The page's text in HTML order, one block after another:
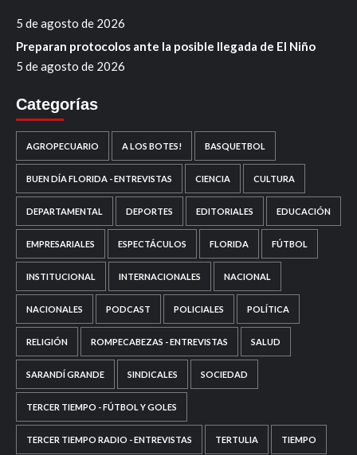
5 de agosto de 2026
Preparan protocolos ante la posible llegada de El Niño
5 de agosto de 2026
Categorías
AGROPECUARIO A LOS BOTES! BASQUETBOL
BUEN DÍA FLORIDA - ENTREVISTAS CIENCIA CULTURA
DEPARTAMENTAL DEPORTES EDITORIALES EDUCACIÓN
EMPRESARIALES ESPECTÁCULOS FLORIDA FÚTBOL
INSTITUCIONAL INTERNACIONALES NACIONAL
NACIONALES PODCAST POLICIALES POLÍTICA
RELIGIÓN ROMPECABEZAS - ENTREVISTAS SALUD
SARANDÍ GRANDE SINDICALES SOCIEDAD
TERCER TIEMPO - FÚTBOL Y GOLES
TERCER TIEMPO RADIO - ENTREVISTAS TERTULIA TIEMPO